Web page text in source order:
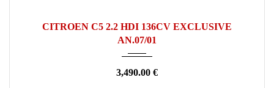
CITROEN C5 2.2 HDI 136CV EXCLUSIVE
AN.07/01
3,490.00 €